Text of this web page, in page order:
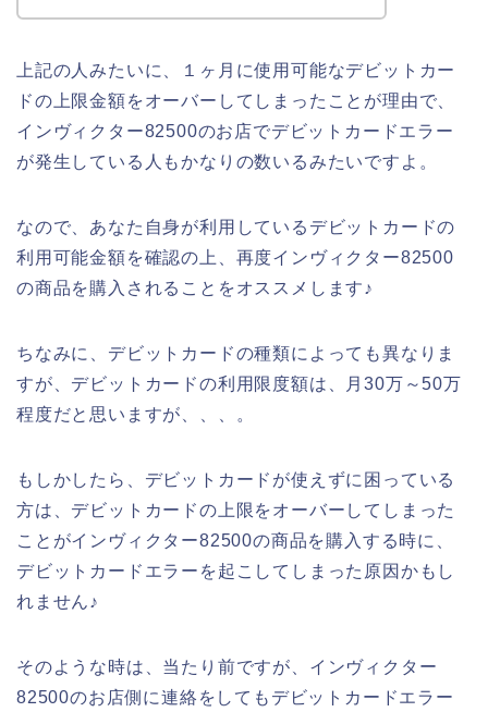
上記の人みたいに、１ヶ月に使用可能なデビットカー
ドの上限金額をオーバーしてしまったことが理由で、
インヴィクター82500のお店でデビットカードエラー
が発生している人もかなりの数いるみたいですよ。
なので、あなた自身が利用しているデビットカードの
利用可能金額を確認の上、再度インヴィクター82500
の商品を購入されることをオススメします♪
ちなみに、デビットカードの種類によっても異なりま
すが、デビットカードの利用限度額は、月30万～50万
程度だと思いますが、、、。
もしかしたら、デビットカードが使えずに困っている
方は、デビットカードの上限をオーバーしてしまった
ことがインヴィクター82500の商品を購入する時に、
デビットカードエラーを起こしてしまった原因かもし
れません♪
そのような時は、当たり前ですが、インヴィクター
82500のお店側に連絡をしてもデビットカードエラー